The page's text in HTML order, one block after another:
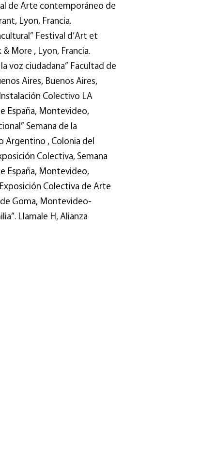
de Arte contemporáneo de
Lyon, Francia.
Festival d’Art et
More , Lyon, Francia.
voz ciudadana” Facultad de
Aires, Buenos Aires,
Colectivo LA
España, Montevideo,
Semana de la
Argentino , Colonia del
Colectiva, Semana
España, Montevideo,
Colectiva de Arte
Goma, Montevideo-
Llamale H, Alianza